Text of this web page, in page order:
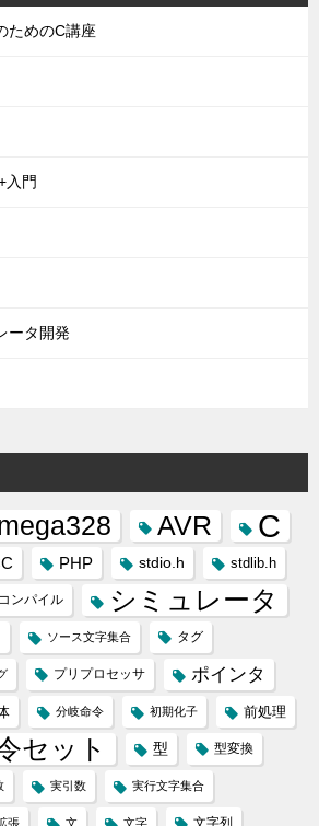
ためのC講座
入門
ータ開発
AVR C
PHP stdio.h stdlib.h
コンパイル シミュレータ
ソース文字集合 タグ
プリプロセッサ ポインタ
分岐命令 初期化子 前処理
セット 型 型変換
実引数 実行文字集合
張 文 文字